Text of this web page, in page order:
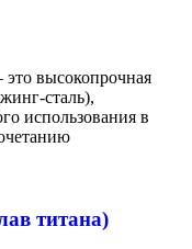
высокопрочная
сталь),
использования в
титана)